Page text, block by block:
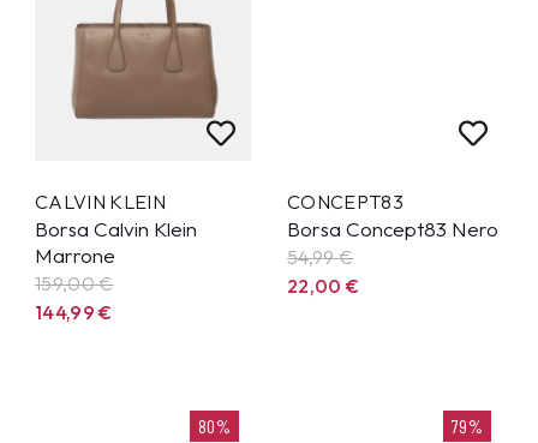
CALVIN KLEIN
Borsa Calvin Klein
Marrone
159,00 €
144,99€
CONCEPT83
Borsa Concept83 Nero
54,99€
22,00€
80% 79%